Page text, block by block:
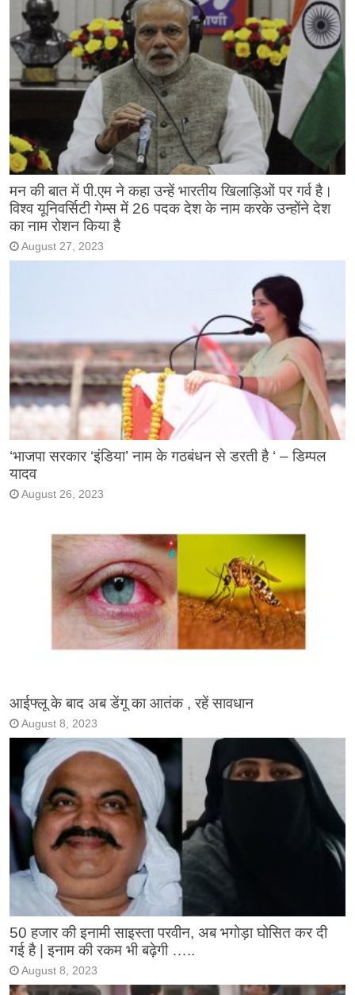
मन की बात में पी.एम ने कहा उन्हें भारतीय खिलाड़िओं पर गर्व है।
विश्व यूनिवर्सिटी गेम्स में 26 पदक देश के नाम करके उन्होंने देश
का नाम रोशन किया है
August 27, 2023
‘भाजपा सरकार ‘इंडिया’ नाम के गठबंधन से डरती है ‘ – डिम्पल
यादव
August 26, 2023
आईफ्लू के बाद अब डेंगू का आतंक , रहें सावधान
August 8, 2023
50 हजार की इनामी साइस्ता परवीन, अब भगोड़ा घोसित कर दी
गई है | इनाम की रकम भी बढ़ेगी …..
August 8, 2023